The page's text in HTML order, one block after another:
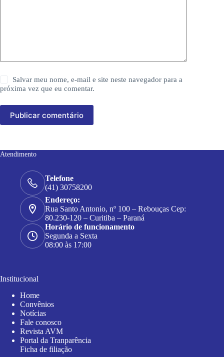
Salvar meu nome, e-mail e site neste navegador para a
próxima vez que eu comentar.
Publicar comentário
Atendimento
Telefone
(41) 30758200
Endereço:
Rua Santo Antonio, nº 100 – Rebouças Cep:
80.230-120 – Curitiba – Paraná
Horário de funcionamento
Segunda a Sexta
08:00 às 17:00
Institucional
Home
Convênios
Notícias
Fale conosco
Revista AVM
Portal da Tranparência
Ficha de filiação